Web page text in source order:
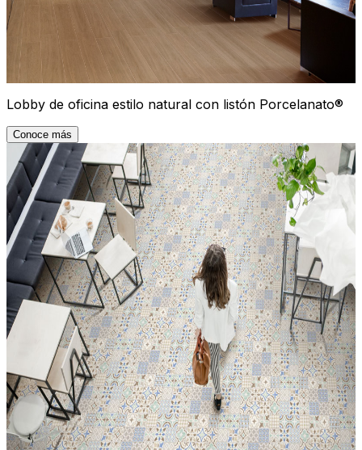
Lobby de oficina estilo natural con listón Porcelanato®
Conoce más